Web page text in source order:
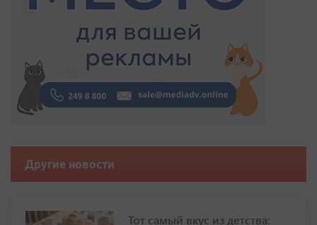
Другие новости
Тот самый вкус из детства: